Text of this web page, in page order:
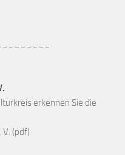
erkennen Sie die
(pdf)